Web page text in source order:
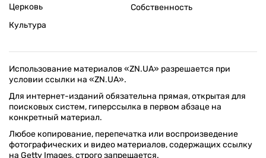
Церковь
Культура
Собственность
Использование материалов «ZN.UA» разрешается при
условии ссылки на «ZN.UA».
Для интернет-изданий обязательна прямая, открытая для
поисковых систем, гиперссылка в первом абзаце на
конкретный материал.
Любое копирование, перепечатка или воспроизведение
фотографических и видео материалов, содержащих ссылку
на Getty Images, строго запрещается.